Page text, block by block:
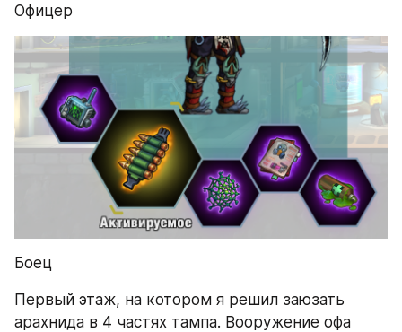
Офицер
Боец
Первый этаж, на котором я решил заюзать
арахнида в 4 частях тампа. Вооружение офа